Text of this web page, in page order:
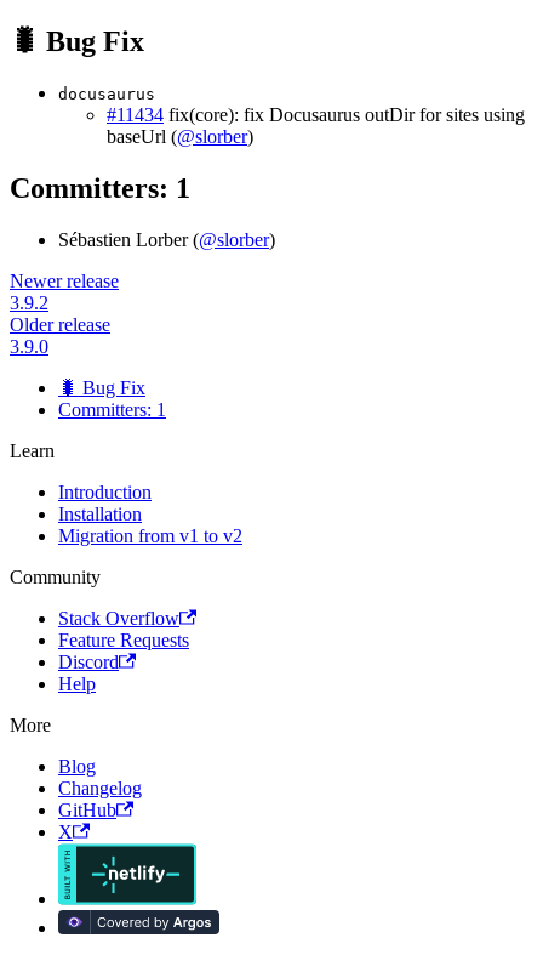
🐛 Bug Fix
docusaurus
#11434 fix(core): fix Docusaurus outDir for sites using
baseUrl (@slorber)
Committers: 1
Sébastien Lorber (@slorber)
Newer release
3.9.2
Older release
3.9.0
🐛 Bug Fix
Committers: 1
Learn
Introduction
Installation
Migration from v1 to v2
Community
Stack Overflow
Feature Requests
Discord
Help
More
Blog
Changelog
GitHub
X